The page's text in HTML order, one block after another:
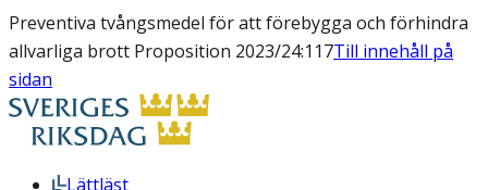
Preventiva tvångsmedel för att förebygga och förhindra
allvarliga brott Proposition 2023/24:117Till innehåll på
sidan
Lättläst